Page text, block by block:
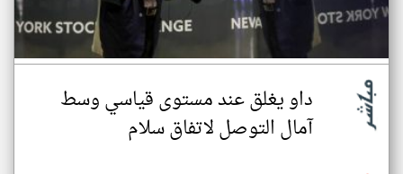
داو يغلق عند مستوى قياسي وسط
آمال التوصل لاتفاق سلام